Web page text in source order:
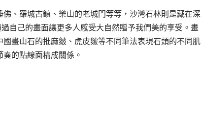
、羅城古鎮、樂山的老城門等等，沙灣石林則是藏在深
自己的畫面讓更多人感受大自然贈予我們美的享受。畫
畫山石的批麻皴、虎皮皴等不同筆法表現石頭的不同肌
的點線面構成關係。